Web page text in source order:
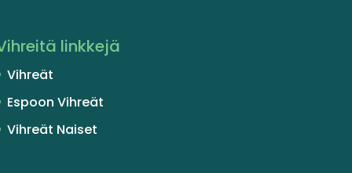
linkkejä
Vihreät
Espoon Vihreät
Vihreät Naiset